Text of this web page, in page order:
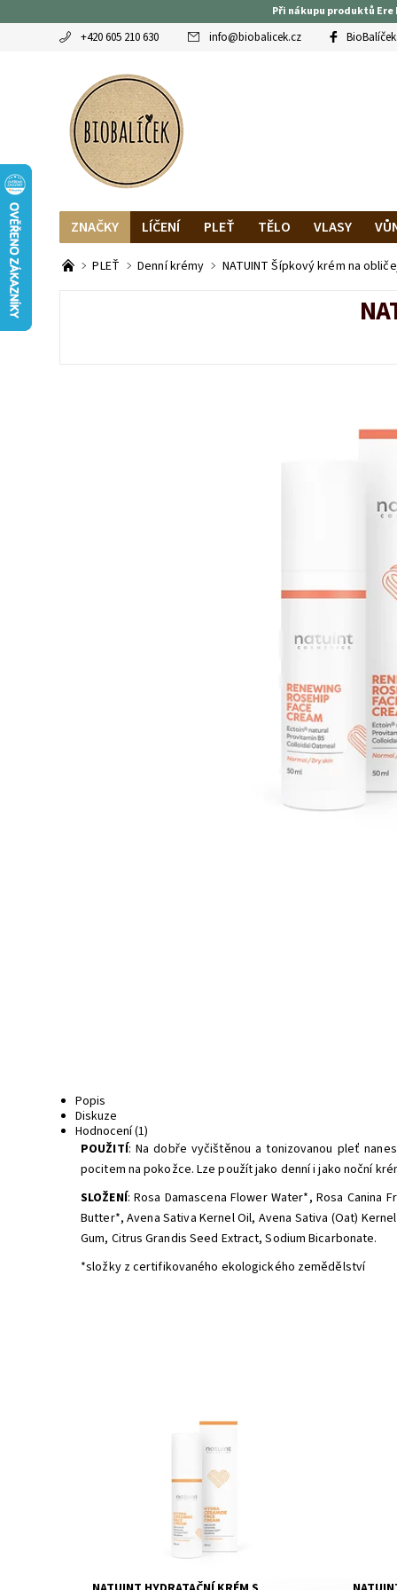
Při nákupu produktů Ere
+420 605 210 630 info@biobalicek.cz
ZNAČKY LÍČENÍ PLEŤ TĚLO VLASY
OBLÍBENCI
MAGAZÍN RECENZE BLOGEREK
PLEŤ Denní krémy NATUINT Šípkový krém na
Popis
Diskuze
Hodnocení (1)
POUŽITÍ: Na dobře vyčištěnou a tonizovanou pleť
pocitem na pokožce. Lze použít jako denní i jako noční
SLOŽENÍ: Rosa Damascena Flower Water*, Rosa
Butter*, Avena Sativa Kernel Oil, Avena Sativa (Oat)
Gum, Citrus Grandis Seed Extract, Sodium Bicarbonate.
*složky z certifikovaného ekologického zemědělství
Natuint (dříve Dulcia)